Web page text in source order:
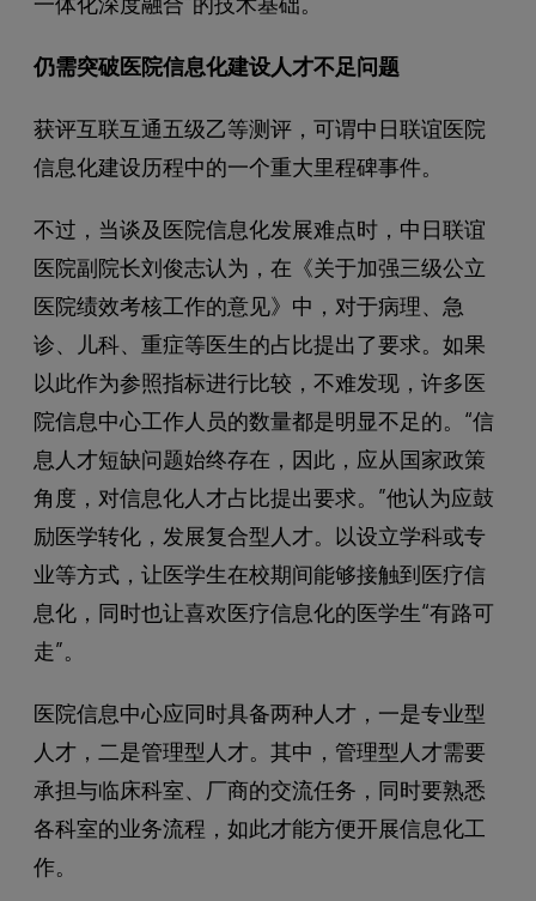
仍需突破医院信息化建设人才不足问题
获评互联互通五级乙等测评，可谓中日联谊医院
信息化建设历程中的一个重大里程碑事件。
不过，当谈及医院信息化发展难点时，中日联谊
医院副院长刘俊志认为，在《关于加强三级公立
医院绩效考核工作的意见》中，对于病理、急
诊、儿科、重症等医生的占比提出了要求。如果
以此作为参照指标进行比较，不难发现，许多医
院信息中心工作人员的数量都是明显不足的。“信
息人才短缺问题始终存在，因此，应从国家政策
角度，对信息化人才占比提出要求。”他认为应鼓
励医学转化，发展复合型人才。以设立学科或专
业等方式，让医学生在校期间能够接触到医疗信
息化，同时也让喜欢医疗信息化的医学生“有路可
走”。
医院信息中心应同时具备两种人才，一是专业型
人才，二是管理型人才。其中，管理型人才需要
承担与临床科室、厂商的交流任务，同时要熟悉
各科室的业务流程，如此才能方便开展信息化工
作。